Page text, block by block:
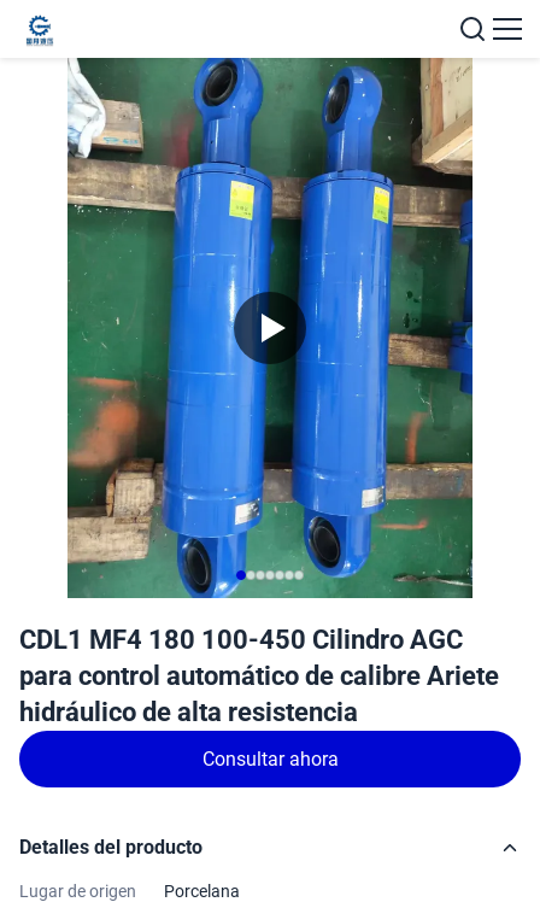
CDL1 MF4 180 100-450 Cilindro AGC
para control automático de calibre Ariete
hidráulico de alta resistencia
Consultar ahora
Detalles del producto
Lugar de origen
Porcelana